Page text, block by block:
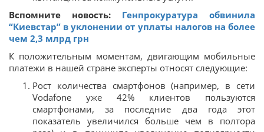
Вспомните новость: Генпрокуратура обвинила
“Киевстар” в уклонении от уплаты налогов на более
чем 2,3 млрд грн
К положительным моментам, двигающим мобильные
платежи в нашей стране эксперты относят следующие:
Рост количества смартфонов (например, в сети
Vodafone уже 42% клиентов пользуются
смартфонами, за последние два года этот
показатель увеличился больше чем в полтора